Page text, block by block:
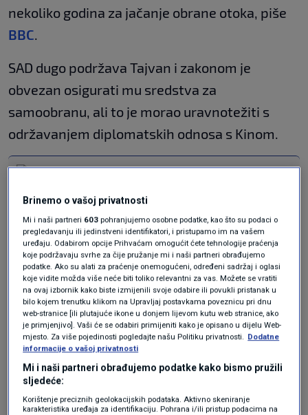
nekoliko godina za jačanje obrane otoka, piše
BBC.
SAD dugo podržava Tajvan i zakonom je
obvezan osigurati mu sredstva za
samoobranu, ali to je morao uravnotežiti s
održavanjem diplomatskih odnosa s Kinom.
Tajvan reagirao na američko-kineski
SVIJET|17. svi.
Trump je u srijedu rekao da će razgovarati s
Laiom. "Razgovaram sa svima... radit ćemo na
tome, problemu Tajvana", poručio je i hvalio
svojodnos s kineskim predsjednikom Xijem
kao "nevjerojatan", nakon dvodnevnog
summita u Pekingu prošli tjedan.
Godine 1979. SAD su usvojile Zakon o odnosima
s Tajvanom koji navodi da SAD mogu "Tajvanu
Brinemo o vašoj privatnosti
Mi i naši partneri 603 pohranjujemo osobne podatke, kao što su podaci o
pregledavanju ili jedinstveni identifikatori, i pristupamo im na vašem
uređaju. Odabirom opcije Prihvaćam omogućit ćete tehnologije praćenja
koje podržavaju svrhe za čije pružanje mi i naši partneri obrađujemo
podatke. Ako su alati za praćenje onemogućeni, određeni sadržaj i oglasi
koje vidite možda više neće biti toliko relevantni za vas. Možete se vratiti
na ovaj izbornik kako biste izmijenili svoje odabire ili povukli pristanak u
bilo kojem trenutku klikom na Upravljaj postavkama poveznicu pri dnu
web-stranice [ili plutajuće ikone u donjem lijevom kutu web stranice, ako
je primjenjivo]. Vaši će se odabiri primijeniti kako je opisano u dijelu Web-
mjesto. Za više pojedinosti pogledajte našu Politiku privatnosti.
Dodatne
informacije o vašoj privatnosti
Mi i naši partneri obrađujemo podatke kako bismo pružili
sljedeće:
Korištenje preciznih geolokacijskih podataka. Aktivno skeniranje
karakteristika uređaja za identifikaciju. Pohrana i/ili pristup podacima na